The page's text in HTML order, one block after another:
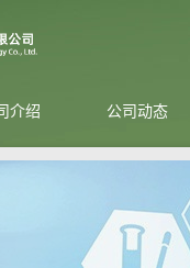
介绍 公司动态